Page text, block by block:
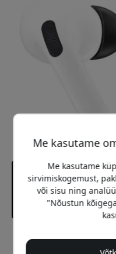
Me kasutame
Me kasutame
sirvimiskogemust,
või sisu ning
"Nõustun